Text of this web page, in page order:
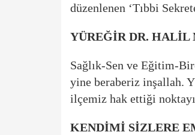
düzenlenen ‘Tıbbi
YÜREĞİR DR. HALİL
Sağlık-Sen ve Eğitim-
yine beraberiz inşallah.
ilçemiz hak ettiği
KENDİMİ SİZLERE